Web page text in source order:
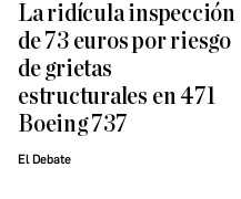
La ridícula inspección
de 73 euros por riesgo
de grietas
estructurales en 471
Boeing 737
El Debate